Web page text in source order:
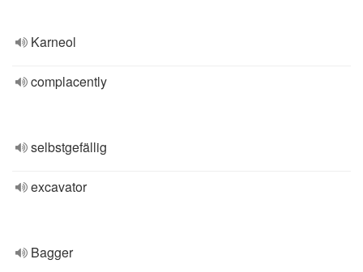
Karneol
complacently
selbstgefällig
excavator
Bagger